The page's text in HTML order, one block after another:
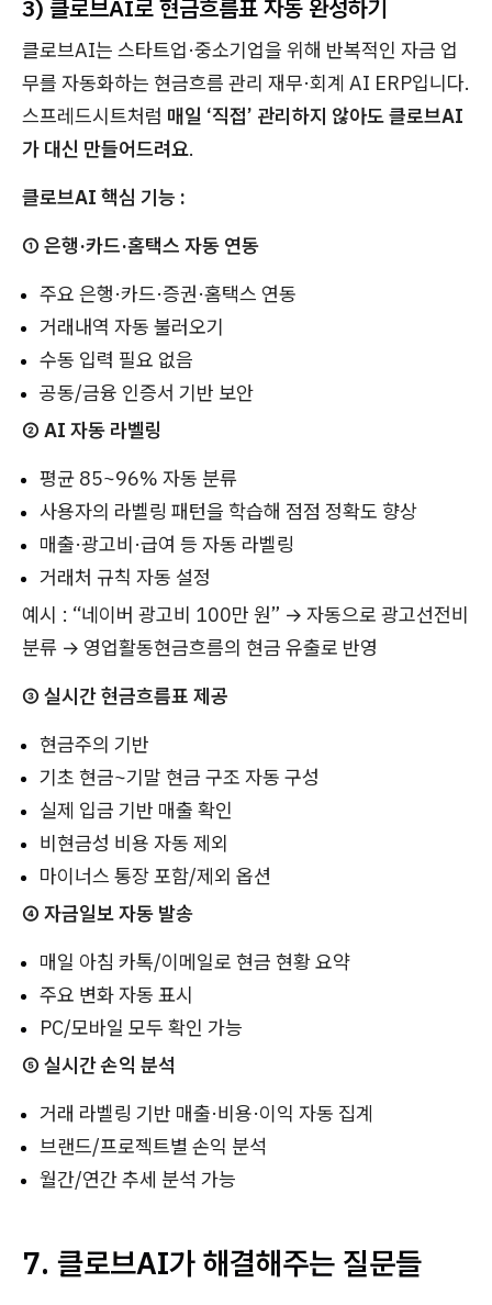
3) 클로브AI로 현금흐름표 자동 완성하기
클로브AI는 스타트업·중소기업을 위해 반복적인 자금 업
무를 자동화하는 현금흐름 관리 재무·회계 AI ERP입니다.
스프레드시트처럼 매일 ‘직접’ 관리하지 않아도 클로브AI
가 대신 만들어드려요.
클로브AI 핵심 기능 :
① 은행·카드·홈택스 자동 연동
주요 은행·카드·증권·홈택스 연동
거래내역 자동 불러오기
수동 입력 필요 없음
공동/금융 인증서 기반 보안
② AI 자동 라벨링
평균 85~96% 자동 분류
사용자의 라벨링 패턴을 학습해 점점 정확도 향상
매출·광고비·급여 등 자동 라벨링
거래처 규칙 자동 설정
예시 : “네이버 광고비 100만 원” → 자동으로 광고선전비
분류 → 영업활동현금흐름의 현금 유출로 반영
③ 실시간 현금흐름표 제공
현금주의 기반
기초 현금~기말 현금 구조 자동 구성
실제 입금 기반 매출 확인
비현금성 비용 자동 제외
마이너스 통장 포함/제외 옵션
④ 자금일보 자동 발송
매일 아침 카톡/이메일로 현금 현황 요약
주요 변화 자동 표시
PC/모바일 모두 확인 가능
⑤ 실시간 손익 분석
거래 라벨링 기반 매출·비용·이익 자동 집계
브랜드/프로젝트별 손익 분석
월간/연간 추세 분석 가능
7. 클로브AI가 해결해주는 질문들